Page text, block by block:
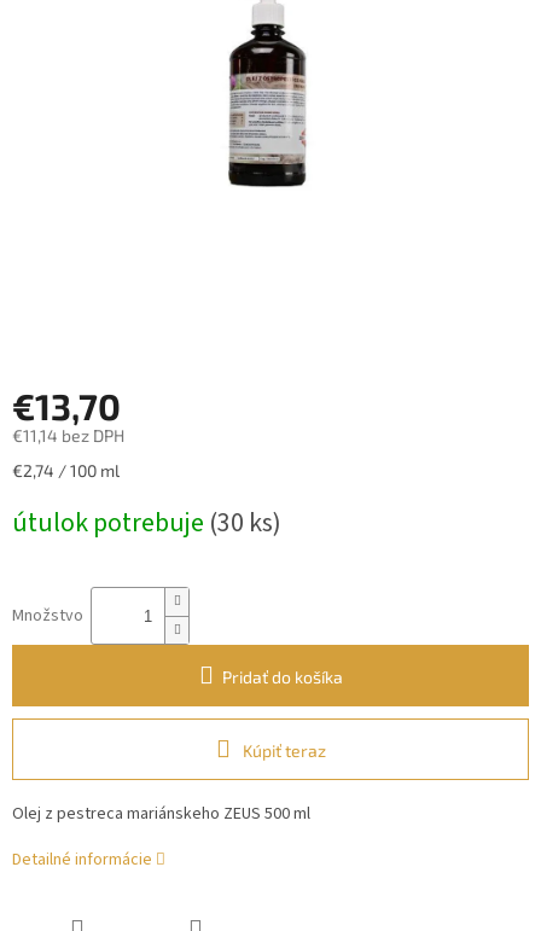
€13,70
€11,14 bez DPH
Jednotková
€2,74 / 100 ml
útulok potrebuje (30 ks)
Množstvo
Pridať do košíka
Kúpiť teraz
Olej z pestreca mariánskeho ZEUS 500 ml
Detailné informácie